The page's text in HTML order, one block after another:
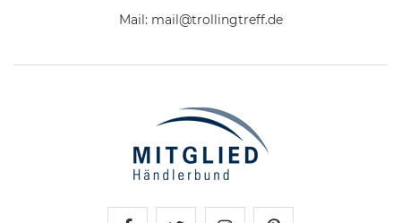
Mail: mail@trollingtreff.de